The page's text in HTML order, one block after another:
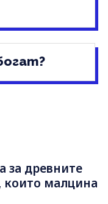
за древните
малцина